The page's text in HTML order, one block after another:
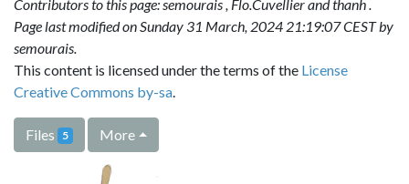
Contributors to this page:semourais, Flo.Cuvellierandthanh.
Page last modified on Sunday 31 March, 2024 21:19:07 CEST by
semourais.
This content is licensed under the terms of the License
Creative Commons by-sa.
Files 5 More